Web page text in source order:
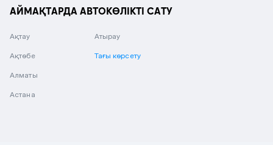
АЙМАҚТАРДА АВТОКӨЛІКТІ САТУ
Ақтау
Ақтөбе
Алматы
Астана
Атырау
Тағы көрсету